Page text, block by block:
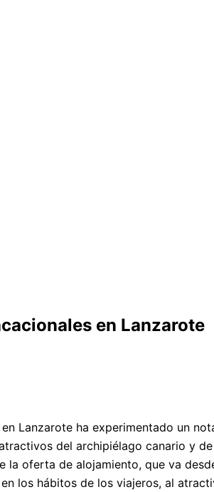
en Lanzarote
Lanzarote ha experimentado un
del archipiélago canario y
oferta de alojamiento, que va
los hábitos de los viajeros, al